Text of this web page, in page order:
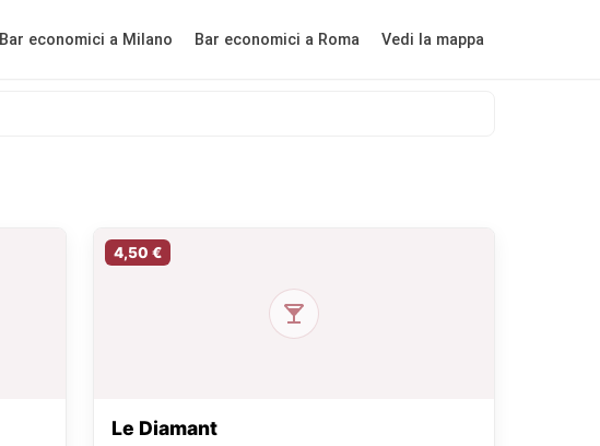
Bar economici a Milano Bar economici a Roma Vedi la mappa
4,50 €
Le Diamant